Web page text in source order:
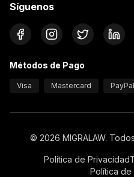
Síguenos
Métodos de Pago
Visa Mastercard PayPal
© 2026 MIGRALAW.
Política de Privacidad
Política de